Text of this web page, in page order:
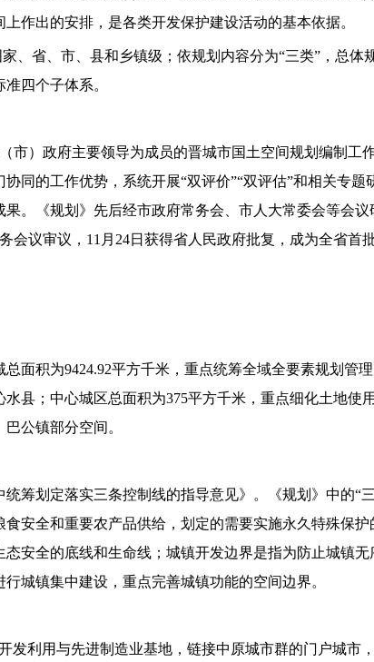
作出的安排，是各类开发保护建设活动的基本依据。
、省、市、县和乡镇级；依规划内容分为“三类”，总体
四个子体系。
市）政府主要领导为成员的晋城市国土空间规划编制工
同的工作优势，系统开展“双评价”“双评估”和相关专题
。《规划》先后经市政府常务会、市人大常委会等会议
议审议，11月24日获得省人民政府批复，成为全省首
面积为9424.92平方千米，重点统筹全域全要素规划管
县；中心城区总面积为375平方千米，重点细化土地使
公镇部分空间。
筹划定落实三条控制线的指导意见》。《规划》中的“
安全和重要农产品供给，划定的需要实施永久特殊保
安全的底线和生命线；城镇开发边界是指为防止城镇无
城镇集中建设，重点完善城镇功能的空间边界。
发利用与先进制造业基地，链接中原城市群的门户城市